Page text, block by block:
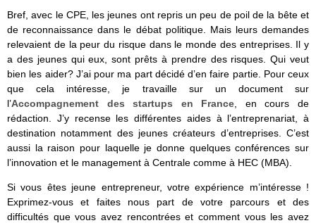
Bref, avec le CPE, les jeunes ont repris un peu de poil de la bête et
de reconnaissance dans le débat politique. Mais leurs demandes
relevaient de la peur du risque dans le monde des entreprises. Il y
a des jeunes qui eux, sont prêts à prendre des risques. Qui veut
bien les aider? J’ai pour ma part décidé d’en faire partie. Pour ceux
que cela intéresse, je travaille sur un document sur
l’Accompagnement des startups en France , en cours de
rédaction. J’y recense les différentes aides à l’entreprenariat, à
destination notamment des jeunes créateurs d’entreprises. C’est
aussi la raison pour laquelle je donne quelques conférences sur
l’innovation et le management à Centrale comme à HEC (MBA).
Si vous êtes jeune entrepreneur, votre expérience m’intéresse !
Exprimez-vous et faites nous part de votre parcours et des
difficultés que vous avez rencontrées et comment vous les avez